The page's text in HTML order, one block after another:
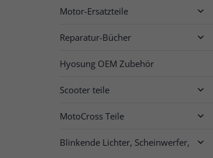
Motor-Ersatzteile 
Reparatur-Bücher 
Hyosung OEM Zubehör
Scooter teile 
MotoCross Teile 
Blinkende Lichter, Scheinwerfer, 